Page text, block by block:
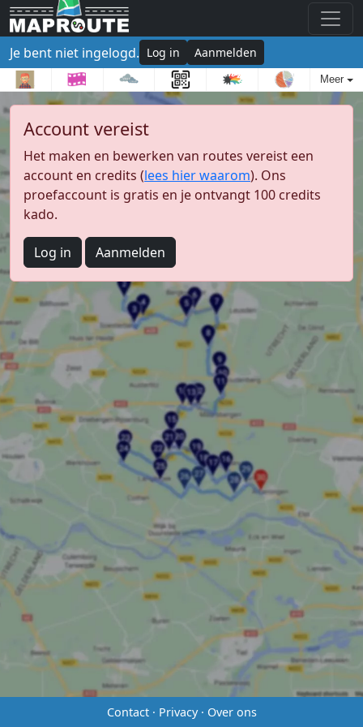
Je bent niet ingelogd. Log in Aanmelden
Meer
Account vereist
Het maken en bewerken van routes vereist een
account en credits (lees hier waarom). Ons
proefaccount is gratis en je ontvangt 100 credits
kado.
Log in Aanmelden
Contact· Privacy· Over ons